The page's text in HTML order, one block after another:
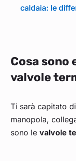
caldaia: le
Cosa sono
valvole
Ti sarà capitato
manopola,
sono levalvole